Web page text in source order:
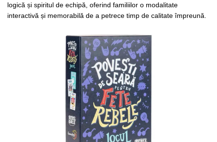
logică și spiritul de echipă, oferind familiilor o modalitate
interactivă și memorabilă de a petrece timp de calitate împreună.